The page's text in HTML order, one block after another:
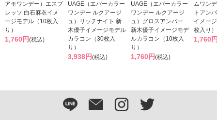
アモワンデー）エスプ
レッソ 白石麻衣イメ
ージモデル（10枚入
り）
1,760円(税込)
UAGE（エバーカラー
ワンデー ルクアージ
ュ）リッチナイト 新
木優子イメージモデル
カラコン（30枚入
り）
3,938円(税込)
UAGE（エバーカラー
ワンデー ルクアージ
ュ）グロスアンバー
新木優子イメージモデ
ルカラコン（10枚入
り）
1,760円(税込)
ムワン
トアン
イメー
枚入り）
1,760